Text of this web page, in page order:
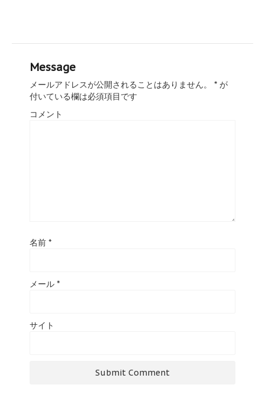
Message
メールアドレスが公開されることはありません。 * が
付いている欄は必須項目です
コメント
名前 *
メール *
サイト